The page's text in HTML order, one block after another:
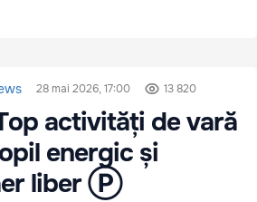
28 mai 2026, 17:00 13 820
activități de vară
energic și
liber Ⓟ